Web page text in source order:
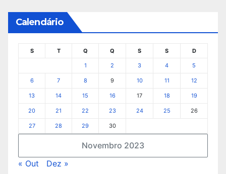
Calendário
Novembro 2023
S T Q Q S S D
1 2 3 4 5
6 7 8 9 10 11 12
13 14 15 16 17 18 19
20 21 22 23 24 25 26
27 28 29 30
« Out Dez »